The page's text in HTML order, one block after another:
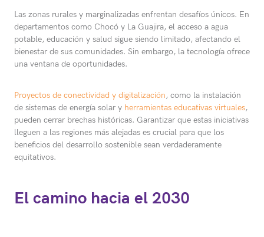
Las zonas rurales y marginalizadas enfrentan desafíos únicos. En
departamentos como Chocó y La Guajira, el acceso a agua
potable, educación y salud sigue siendo limitado, afectando el
bienestar de sus comunidades. Sin embargo, la tecnología ofrece
una ventana de oportunidades.
Proyectos de conectividad y digitalización, como la instalación
de sistemas de energía solar y herramientas educativas virtuales,
pueden cerrar brechas históricas. Garantizar que estas iniciativas
lleguen a las regiones más alejadas es crucial para que los
beneficios del desarrollo sostenible sean verdaderamente
equitativos.
El camino hacia el 2030